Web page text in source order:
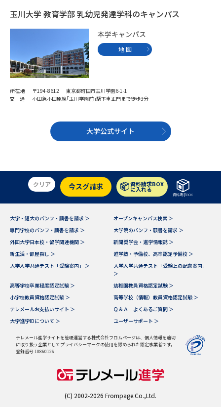
併願校選び 受験スケジュールを立てよう
先輩が入学を決めた理由 テレメール全国一斉進学調査
学問発見 学問検索
学問のミニ講義「夢ナビ講義」 学問分野解説
学問の教科書 夢ナビライブ
ユーザーサポート
Ｑ＆Ａ よくあるご質問 大学進学IDについて
お支払いについて
受付内容・発送状況の確認
テレメール
個人情報取扱規定
特定商取引表記
テレメール進学カタログ
玉川大学 教育学部 乳幼児発達学科のキャンパス
本学キャンパス
地 図
所在地
〒194-8612 東京都町田市玉川学園6-1-1
交 通
小田急小田原線｢玉川学園前｣駅下車正門まで徒歩3分
大学公式サイト
クリア 今スグ請求 資料請求BOX
に入れる
資料請求BOX
大学・短大のパンフ・願書を請求 ＞
オープンキャンパス検索 ＞
専門学校のパンフ・願書を請求 ＞
大学院のパンフ・願書を請求 ＞
外国大学日本校・留学関連機関 ＞
新聞奨学会・進学情報誌 ＞
新生活・部屋探し ＞
進学塾・予備校、高卒認定予備校 ＞
大学入学共通テスト「受験案内」 ＞
大学入学共通テスト「受験上の配慮案内」
＞
高等学校卒業程度認定試験 ＞
幼稚園教員資格認定試験 ＞
小学校教員資格認定試験 ＞
高等学校（情報）教員資格認定試験 ＞
テレメールお支払いサイト ＞
Ｑ＆Ａ よくあるご質問 ＞
大学進学IDについて ＞
ユーザーサポート ＞
テレメール進学サイトを管理運営する株式会社フロムページは、個人情報を適切
に取り扱う企業としてプライバシーマークの使用を認められた認定事業者です。
登録番号 10860126
(C) 2002-2026 Frompage.Co.,Ltd.